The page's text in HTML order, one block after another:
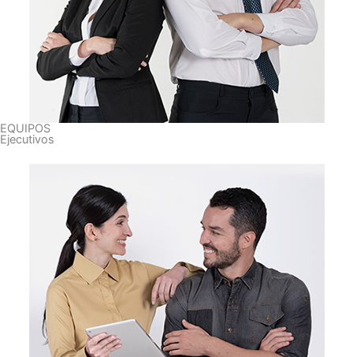
EQUIPOS
Ejecutivos